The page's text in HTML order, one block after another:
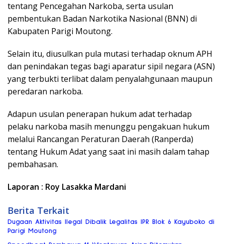
tentang Pencegahan Narkoba, serta usulan
pembentukan Badan Narkotika Nasional (BNN) di
Kabupaten Parigi Moutong.
Selain itu, diusulkan pula mutasi terhadap oknum APH
dan penindakan tegas bagi aparatur sipil negara (ASN)
yang terbukti terlibat dalam penyalahgunaan maupun
peredaran narkoba.
Adapun usulan penerapan hukum adat terhadap
pelaku narkoba masih menunggu pengakuan hukum
melalui Rancangan Peraturan Daerah (Ranperda)
tentang Hukum Adat yang saat ini masih dalam tahap
pembahasan.
Laporan : Roy Lasakka Mardani
Berita Terkait
Dugaan Aktivitas Ilegal Dibalik Legalitas IPR Blok 6 Kayuboko di
Parigi Moutong